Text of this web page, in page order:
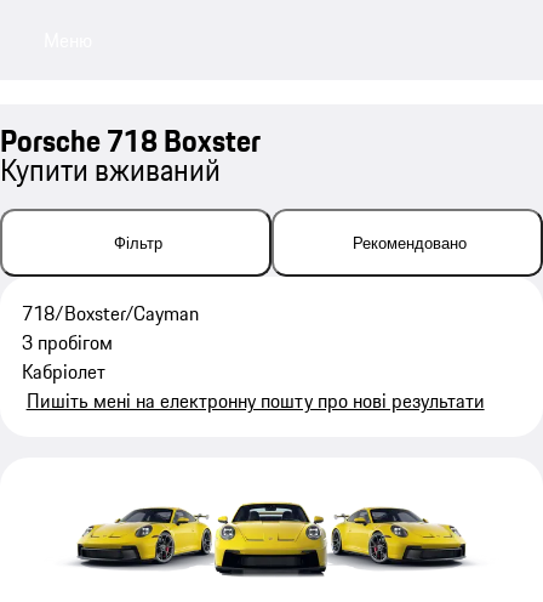
Porsche 718 Boxster
Купити вживаний
Фільтр Рекомендовано
718/Boxster/Cayman
З пробігом
Кабріолет
Пишіть мені на електронну пошту про нові результати